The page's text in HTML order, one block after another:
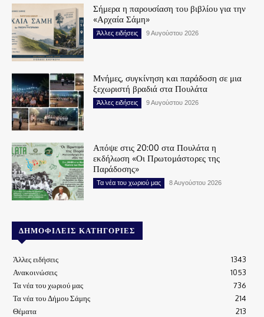
Σήμερα η παρουσίαση του βιβλίου για την
«Αρχαία Σάμη»
Άλλες ειδήσεις 9 Αυγούστου 2026
Μνήμες, συγκίνηση και παράδοση σε μια
ξεχωριστή βραδιά στα Πουλάτα
Άλλες ειδήσεις 9 Αυγούστου 2026
Απόψε στις 20:00 στα Πουλάτα η
εκδήλωση «Οι Πρωτομάστορες της
Παράδοσης»
Τα νέα του χωριού μας 8 Αυγούστου 2026
ΔΗΜΟΦΙΛΕΊΣ ΚΑΤΗΓΟΡΊΕΣ
Άλλες ειδήσεις
1343
Ανακοινώσεις
1053
Τα νέα του χωριού μας
736
Τα νέα του Δήμου Σάμης
214
Θέματα
213